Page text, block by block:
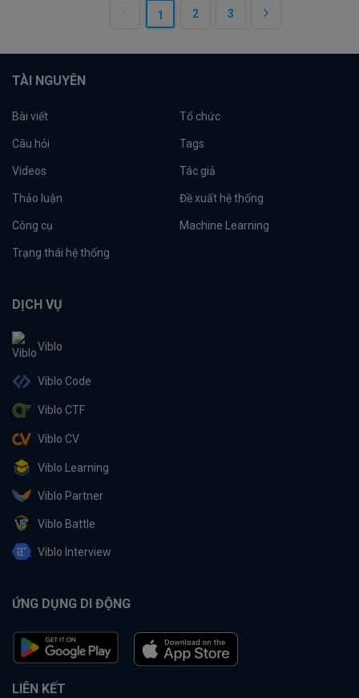
1 2 3
TÀI NGUYÊN
Bài viết Tổ chức
Câu hỏi Tags
Videos Tác giả
Thảo luận Đề xuất hệ thống
Công cụ Machine Learning
Trạng thái hệ thống
DỊCH VỤ
Viblo
Viblo Code
Viblo CTF
Viblo CV
Viblo Learning
Viblo Partner
Viblo Battle
Viblo Interview
ỨNG DỤNG DI ĐỘNG
LIÊN KẾT